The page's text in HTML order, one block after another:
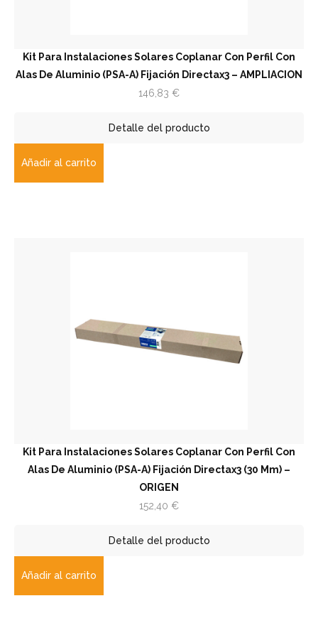
Kit Para Instalaciones Solares Coplanar Con Perfil Con
Alas De Aluminio (PSA-A) Fijación Directax3 – AMPLIACION
146,83 €
Detalle del producto
Añadir al carrito
Kit Para Instalaciones Solares Coplanar Con Perfil Con
Alas De Aluminio (PSA-A) Fijación Directax3 (30 Mm) –
ORIGEN
152,40 €
Detalle del producto
Añadir al carrito